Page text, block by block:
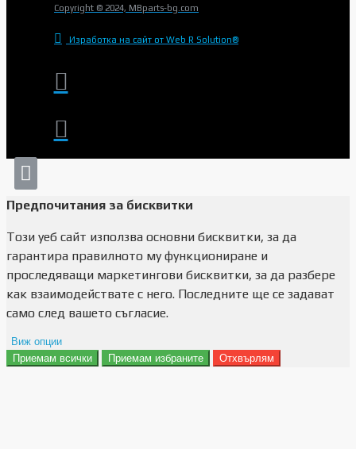
Copyright © 2024, MBparts-bg.com
Изработка на сайт от Web R Solution®
Предпочитания за бисквитки
Този уеб сайт използва основни бисквитки, за да
гарантира правилното му функциониране и
проследяващи маркетингови бисквитки, за да разбере
как взаимодействате с него. Последните ще се задават
само след вашето съгласие.
Виж опции
Препочитания за реклами
Приемам всички Приемам избраните Отхвърлям